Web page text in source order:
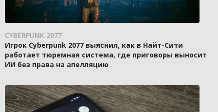
CYBERPUNK 2077
Игрок Cyberpunk 2077 выяснил, как в Найт-Сити
работает тюремная система, где приговоры выносит
ИИ без права на апелляцию